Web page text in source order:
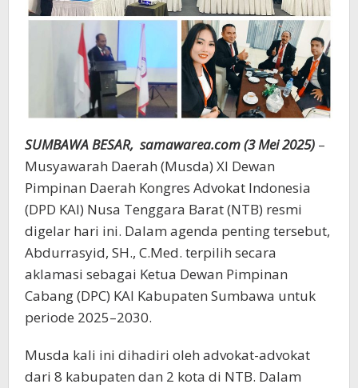
SUMBAWA BESAR, samawarea.com (3 Mei 2025) –
Musyawarah Daerah (Musda) XI Dewan
Pimpinan Daerah Kongres Advokat Indonesia
(DPD KAI) Nusa Tenggara Barat (NTB) resmi
digelar hari ini. Dalam agenda penting tersebut,
Abdurrasyid, SH., C.Med. terpilih secara
aklamasi sebagai Ketua Dewan Pimpinan
Cabang (DPC) KAI Kabupaten Sumbawa untuk
periode 2025–2030.
Musda kali ini dihadiri oleh advokat-advokat
dari 8 kabupaten dan 2 kota di NTB. Dalam